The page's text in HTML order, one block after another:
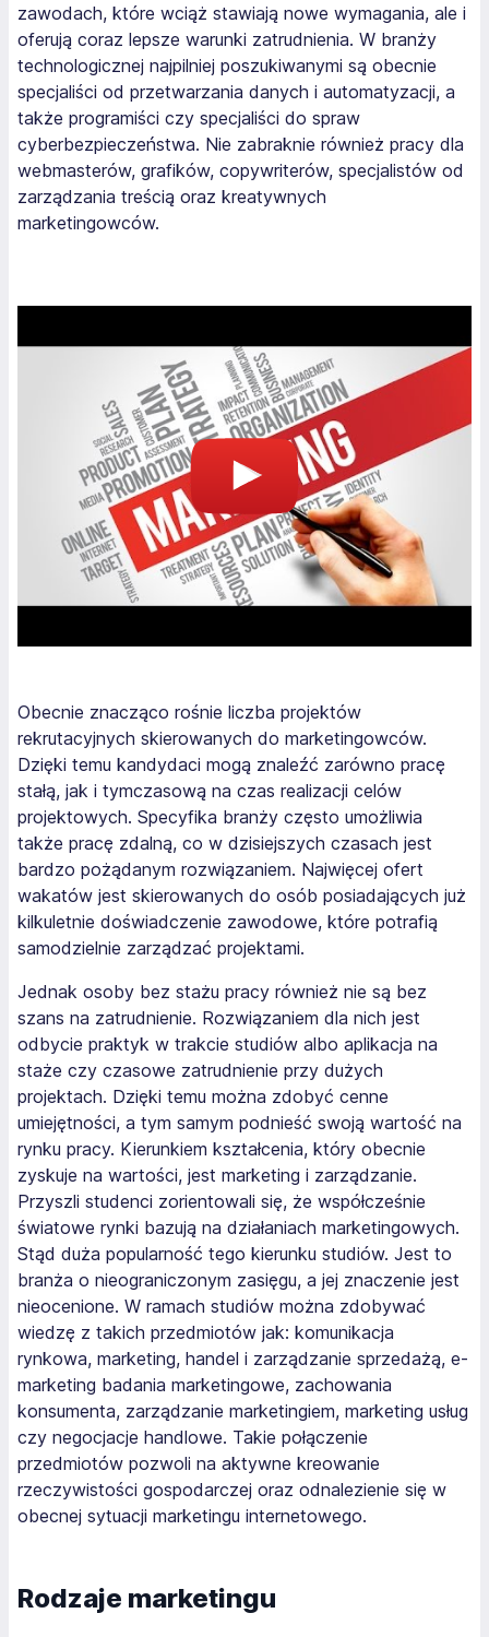
zawodach, które wciąż stawiają nowe wymagania, ale i
oferują coraz lepsze warunki zatrudnienia. W branży
technologicznej najpilniej poszukiwanymi są obecnie
specjaliści od przetwarzania danych i automatyzacji, a
także programiści czy specjaliści do spraw
cyberbezpieczeństwa. Nie zabraknie również pracy dla
webmasterów, grafików, copywriterów, specjalistów od
zarządzania treścią oraz kreatywnych
marketingowców.
Obecnie znacząco rośnie liczba projektów
rekrutacyjnych skierowanych do marketingowców.
Dzięki temu kandydaci mogą znaleźć zarówno pracę
stałą, jak i tymczasową na czas realizacji celów
projektowych. Specyfika branży często umożliwia
także pracę zdalną, co w dzisiejszych czasach jest
bardzo pożądanym rozwiązaniem. Najwięcej ofert
wakatów jest skierowanych do osób posiadających już
kilkuletnie doświadczenie zawodowe, które potrafią
samodzielnie zarządzać projektami.
Jednak osoby bez stażu pracy również nie są bez
szans na zatrudnienie. Rozwiązaniem dla nich jest
odbycie praktyk w trakcie studiów albo aplikacja na
staże czy czasowe zatrudnienie przy dużych
projektach. Dzięki temu można zdobyć cenne
umiejętności, a tym samym podnieść swoją wartość na
rynku pracy. Kierunkiem kształcenia, który obecnie
zyskuje na wartości, jest marketing i zarządzanie.
Przyszli studenci zorientowali się, że współcześnie
światowe rynki bazują na działaniach marketingowych.
Stąd duża popularność tego kierunku studiów. Jest to
branża o nieograniczonym zasięgu, a jej znaczenie jest
nieocenione. W ramach studiów można zdobywać
wiedzę z takich przedmiotów jak: komunikacja
rynkowa, marketing, handel i zarządzanie sprzedażą, e-
marketing badania marketingowe, zachowania
konsumenta, zarządzanie marketingiem, marketing usług
czy negocjacje handlowe. Takie połączenie
przedmiotów pozwoli na aktywne kreowanie
rzeczywistości gospodarczej oraz odnalezienie się w
obecnej sytuacji marketingu internetowego.
Rodzaje marketingu